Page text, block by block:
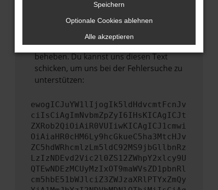
Wende dich an den Webseitenbetreiber.
Wenn du alle oben genannten Schritte
versucht hast, kontaktiere uns bitte. Wir
werden versuchen, das Problem zu
beheben. Du kannst uns diesen Text
schicken, um uns bei der Fehlersuche zu
unterstützen:
ewogICJuYW1lIjogIk5ldHdvcmtFcnJv
ciIsCiAgImNvbmZpZyI6IHsKICAgICJt
ZXRob2QiOiAiR0VUIiwKICAgICJ1cmwi
OiAiaHR0cHM6Ly9hcGkueC5ha3MtcHJv
ZC5hdWRhcmlzLm5ldC92MS9jbGllbnRz
LzIzNDEvd2Vic2l0ZS12ZWhpY2xlcy9U
QTEwNDEzMCUyMzIxOT9maWVsZD1pbnRl
cm5hbE51bWJlciZ3ZWJzaXRlPTYxZmQy
Speichern
Optionale Cookies ablehnen
Alle akzeptieren